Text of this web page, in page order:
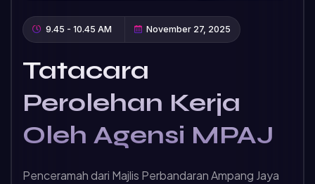
9.45 - 10.45 AM November 27, 2025
Tatacara
Perolehan Kerja
Oleh Agensi MPAJ
Penceramah dari Majlis Perbandaran Ampang Jaya